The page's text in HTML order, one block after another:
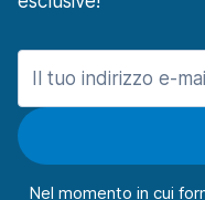
a partire da 38,79 € al
Napoli
1473 offerte in 15 sedi
a partire da 31,49 €
a partire da 14,90 €
Nel momento in cui